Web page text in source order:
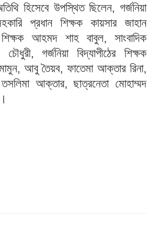
হিসেবে উপস্থিত ছিলেন, গর্জনিয়া
প্রধান শিক্ষক কায়সার জাহান
শিক্ষক আহমদ শাহ বাবুল, সাংবাদিক
গর্জনিয়া বিদ্যাপীঠের শিক্ষক
আবু তৈয়ব, ফাতেমা আক্তার রিনা,
তসলিমা আক্তার, ছাত্রনেতা মোহাম্মদ